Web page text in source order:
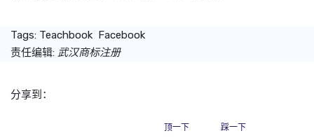
Tags: Teachbook Facebook
责任编辑: 武汉商标注册
分享到：
顶一下 踩一下